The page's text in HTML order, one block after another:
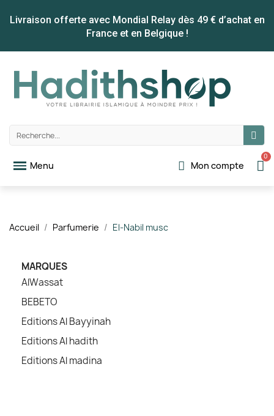
Livraison offerte avec Mondial Relay dès 49 € d’achat en
France et en Belgique !
Mon compte
Accueil Parfumerie El-Nabil musc
MARQUES
AlWassat
BEBETO
Editions Al Bayyinah
Editions Al hadith
Editions Al madina